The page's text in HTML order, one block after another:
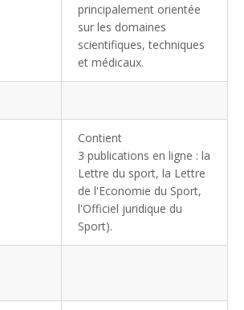
principalement orientée
sur les domaines
scientifiques, techniques
et médicaux.
Contient
3 publications en ligne : la
Lettre du sport, la Lettre
de l'Economie du Sport,
l'Officiel juridique du
Sport).